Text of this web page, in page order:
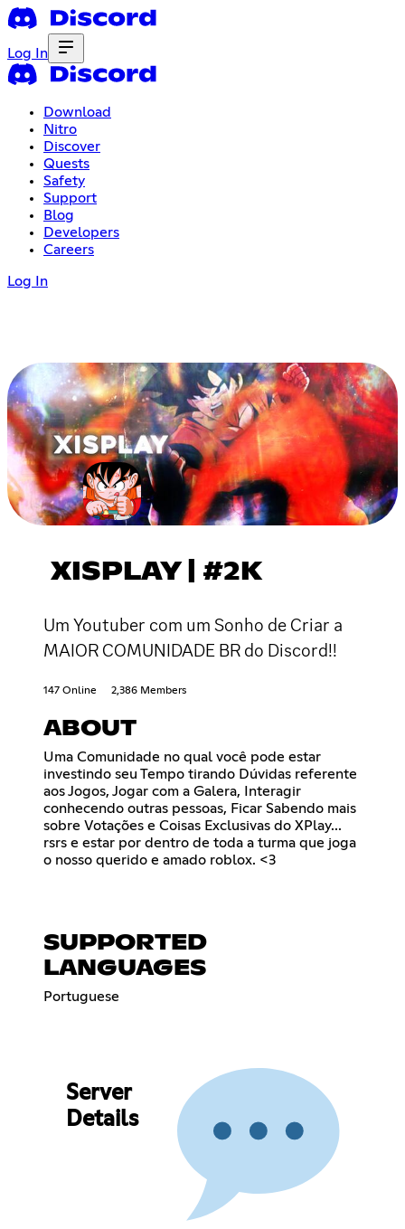
Log In
Download
Nitro
Discover
Quests
Safety
Support
Blog
Developers
Careers
Log In
XISPLAY | #2K
Um Youtuber com um Sonho de Criar a
MAIOR COMUNIDADE BR do Discord!!
147 Online 2,386 Members
ABOUT
Uma Comunidade no qual você pode estar
investindo seu Tempo tirando Dúvidas referente
aos Jogos, Jogar com a Galera, Interagir
conhecendo outras pessoas, Ficar Sabendo mais
sobre Votações e Coisas Exclusivas do XPlay...
rsrs e estar por dentro de toda a turma que joga
o nosso querido e amado roblox. <3
SUPPORTED
LANGUAGES
Portuguese
Server
Details